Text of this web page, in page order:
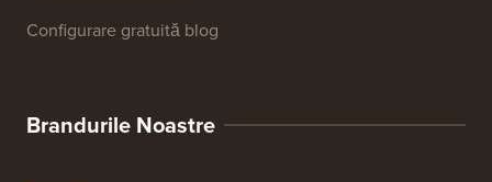
Configurare gratuită blog
Brandurile Noastre